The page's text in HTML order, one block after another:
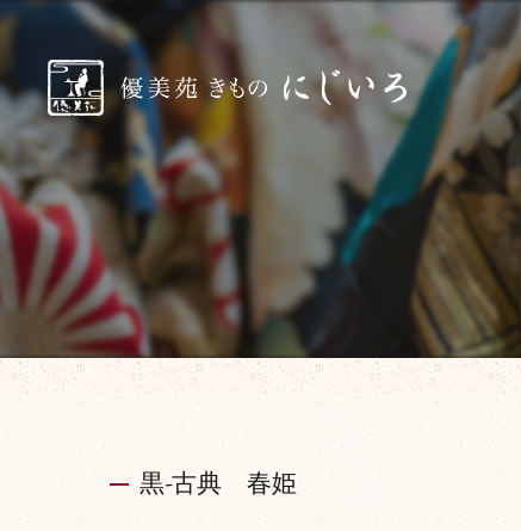
黒-古典 春姫